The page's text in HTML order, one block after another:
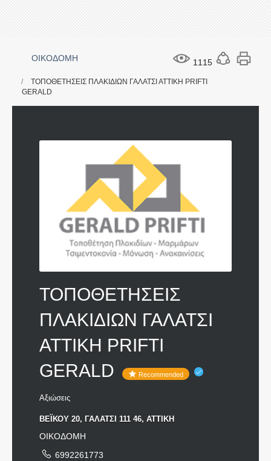
1115
ΟΙΚΟΔΟΜΗ
ΤΟΠΟΘΕΤΗΣΕΙΣ ΠΛΑΚΙΔΙΩΝ ΓΑΛΑΤΣΙ ΑΤΤΙΚΗ PRIFTI
GERALD
ΤΟΠΟΘΕΤΗΣΕΙΣ
ΠΛΑΚΙΔΙΩΝ ΓΑΛΑΤΣΙ
ΑΤΤΙΚΗ PRIFTI
GERALD
Recommended
Αξιώσεις
ΒΕΪΚΟΥ 20, ΓΑΛΑΤΣΙ 111 46, ΑΤΤΙΚΗ
ΟΙΚΟΔΟΜΗ
6992261773